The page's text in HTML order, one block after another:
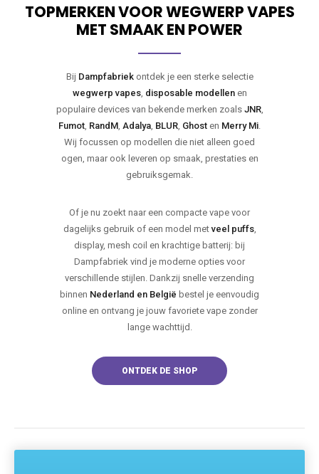
TOPMERKEN VOOR WEGWERP VAPES
MET SMAAK EN POWER
Bij Dampfabriekontdek je een sterke selectie
wegwerp vapes, disposable modellenen
populaire devices van bekende merken zoals JNR,
Fumot RandM Adalya BLUR Ghost en Merry Mi
Wij focussen op modellen die niet alleen goed
ogen, maar ook leveren op smaak, prestaties en
gebruiksgemak.
Of je nu zoekt naar een compacte vape voor
dagelijks gebruik of een model metveel puffs,
display, mesh coil en krachtige batterij: bij
Dampfabriek vind je moderne opties voor
verschillende stijlen. Dankzij snelle verzending
binnen Nederland en België bestel je eenvoudig
online en ontvang je jouw favoriete vape zonder
lange wachttijd.
ONTDEK DE SHOP